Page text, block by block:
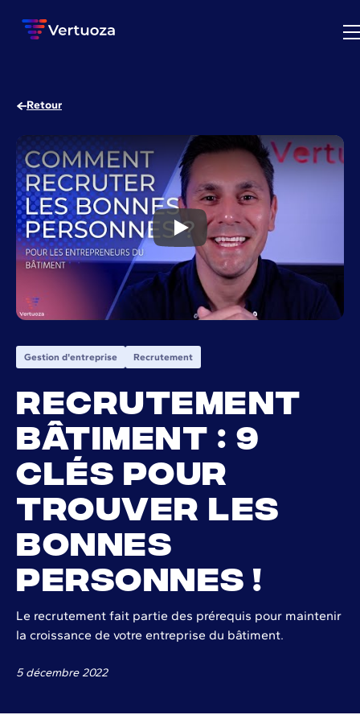
Retour
Recrutement bâtiment : 9
Gestion d'entreprise Recrutement
Recrutement
bâtiment : 9
clés pour
trouver les
bonnes
personnes !
Le recrutement fait partie des prérequis pour maintenir
la croissance de votre entreprise du bâtiment.
5 décembre 2022